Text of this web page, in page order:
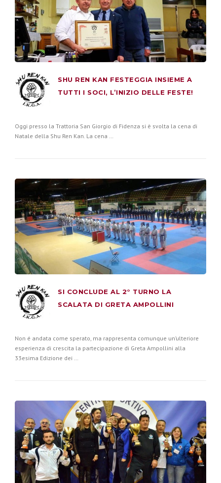
SHU REN KAN FESTEGGIA INSIEME A
TUTTI I SOCI, L’INIZIO DELLE FESTE!
Oggi presso la Trattoria San Giorgio di Fidenza si è svolta la cena di
Natale della Shu Ren Kan. La cena …
SI CONCLUDE AL 2° TURNO LA
SCALATA DI GRETA AMPOLLINI
Non é andata come sperato, ma rappresenta comunque un’ulteriore
esperienza di crescita la partecipazione di Greta Ampollini alla
33esima Edizione dei …